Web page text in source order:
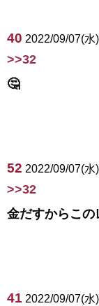
40 2022/09/07(水
>>32
🤔
52 2022/09/07(水
>>32
金だすからこ
41 2022/09/07(水